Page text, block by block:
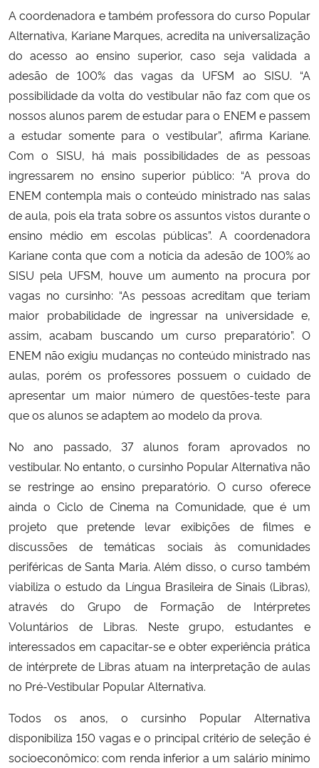
Planalto
A coordenadora e também professora do curso Popular
Alternativa, Kariane Marques, acredita na universalização
do acesso ao ensino superior, caso seja validada a
adesão de 100% das vagas da UFSM ao SISU. “A
possibilidade da volta do vestibular não faz com que os
nossos alunos parem de estudar para o ENEM e passem
a estudar somente para o vestibular”, afirma Kariane.
Com o SISU, há mais possibilidades de as pessoas
ingressarem no ensino superior público: “A prova do
ENEM contempla mais o conteúdo ministrado nas salas
de aula, pois ela trata sobre os assuntos vistos durante o
ensino médio em escolas públicas”. A coordenadora
Kariane conta que com a notícia da adesão de 100% ao
SISU pela UFSM, houve um aumento na procura por
vagas no cursinho: “As pessoas acreditam que teriam
maior probabilidade de ingressar na universidade e,
assim, acabam buscando um curso preparatório”. O
ENEM não exigiu mudanças no conteúdo ministrado nas
aulas, porém os professores possuem o cuidado de
apresentar um maior número de questões-teste para
que os alunos se adaptem ao modelo da prova.
No ano passado, 37 alunos foram aprovados no
vestibular. No entanto, o cursinho Popular Alternativa não
se restringe ao ensino preparatório. O curso oferece
ainda o Ciclo de Cinema na Comunidade, que é um
projeto que pretende levar exibições de filmes e
discussões de temáticas sociais às comunidades
periféricas de Santa Maria. Além disso, o curso também
viabiliza o estudo da Língua Brasileira de Sinais (Libras),
através do Grupo de Formação de Intérpretes
Voluntários de Libras. Neste grupo, estudantes e
interessados em capacitar-se e obter experiência prática
de intérprete de Libras atuam na interpretação de aulas
no Pré-Vestibular Popular Alternativa.
Todos os anos, o cursinho Popular Alternativa
disponibiliza 150 vagas e o principal critério de seleção é
socioeconômico: com renda inferior a um salário mínimo